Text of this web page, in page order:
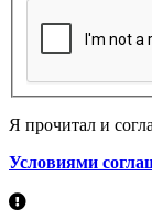
Я прочитал и
Условиями